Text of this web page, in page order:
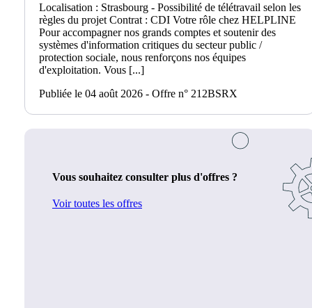
Localisation : Strasbourg - Possibilité de télétravail selon les
règles du projet Contrat : CDI Votre rôle chez HELPLINE
Pour accompagner nos grands comptes et soutenir des
systèmes d'information critiques du secteur public /
protection sociale, nous renforçons nos équipes
d'exploitation. Vous [...]
Publiée le 04 août 2026 - Offre n° 212BSRX
Vous souhaitez consulter plus d'offres ?
Voir toutes les offres